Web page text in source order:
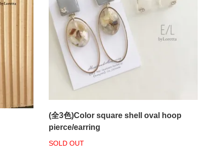
(全3色)Color square shell oval hoop
pierce/earring
SOLD OUT